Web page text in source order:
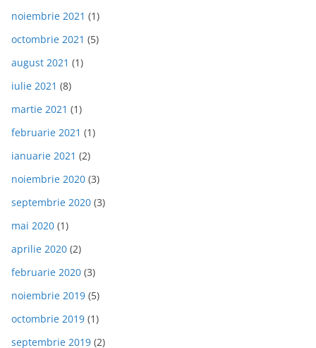
noiembrie 2021 (1)
octombrie 2021 (5)
august 2021 (1)
iulie 2021 (8)
martie 2021 (1)
februarie 2021 (1)
ianuarie 2021 (2)
noiembrie 2020 (3)
septembrie 2020 (3)
mai 2020 (1)
aprilie 2020 (2)
februarie 2020 (3)
noiembrie 2019 (5)
octombrie 2019 (1)
septembrie 2019 (2)